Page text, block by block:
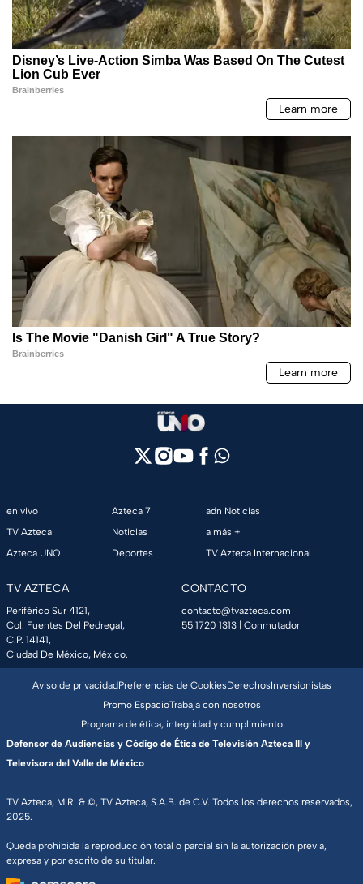
en vivo
TV Azteca
Azteca UNO
Azteca 7
Noticias
Deportes
adn Noticias
a más +
TV Azteca Internacional
TV AZTECA
Periférico Sur 4121,
Col. Fuentes Del Pedregal,
C.P. 14141,
Ciudad De México, México.
CONTACTO
contacto@tvazteca.com
55 1720 1313 | Conmutador
TV Azteca, M.R. & ©, TV Azteca, S.A.B. de C.V. Todos los derechos reservados,
2025.
Queda prohibida la reproducción total o parcial sin la autorización previa,
expresa y por escrito de su titular.
Aviso de privacidadPreferencias de CookiesDerechosInversionistas
Promo EspacioTrabaja con nosotros
Programa de ética, integridad y cumplimiento
Defensor de Audiencias y Código de Ética de Televisión Azteca III y
Televisora del Valle de México